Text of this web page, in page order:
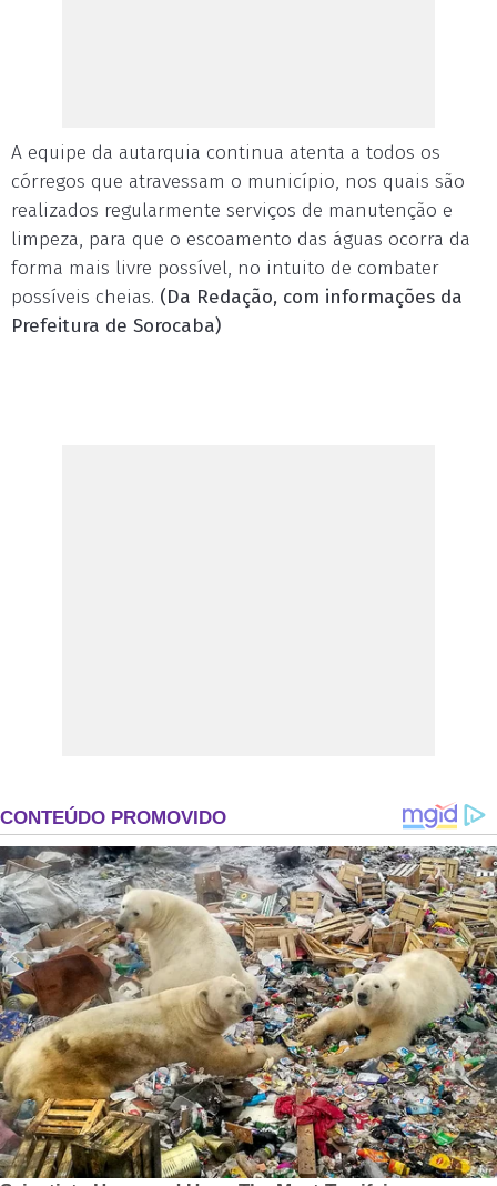
A equipe da autarquia continua atenta a todos os
córregos que atravessam o município, nos quais são
realizados regularmente serviços de manutenção e
limpeza, para que o escoamento das águas ocorra da
forma mais livre possível, no intuito de combater
possíveis cheias. (Da Redação, com informações da
Prefeitura de Sorocaba)